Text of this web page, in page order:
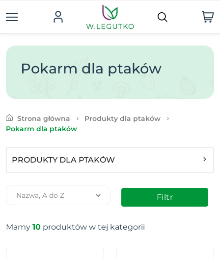
Pokarm dla ptaków
Strona główna
Produkty dla ptaków
Pokarm dla ptaków
PRODUKTY DLA PTAKÓW
Filtr
Mamy 10 produktów w tej kategorii